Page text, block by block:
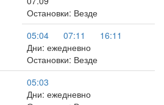
Остановки: Везде
05:04
07:11
16:11
Дни: ежедневно
Остановки: Везде
05:03
Дни: ежедневно